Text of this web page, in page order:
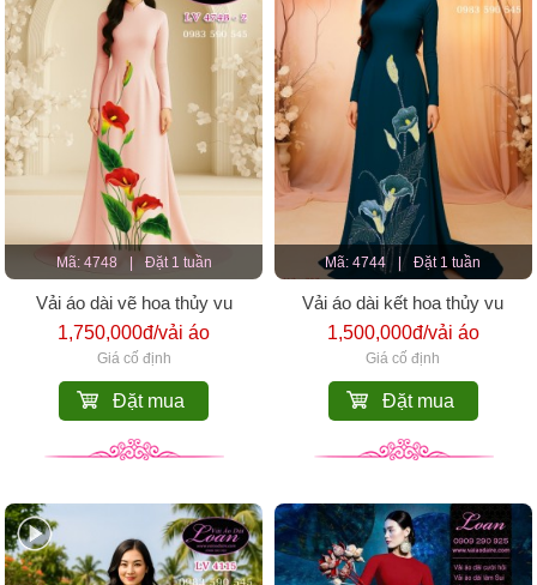
Mã: 4748 | Đặt 1 tuần
Vải áo dài vẽ hoa thủy vu
1,750,000đ/vải áo
Giá cố định
Đặt mua
Mã: 4744 | Đặt 1 tuần
Vải áo dài kết hoa thủy vu
1,500,000đ/vải áo
Giá cố định
Đặt mua